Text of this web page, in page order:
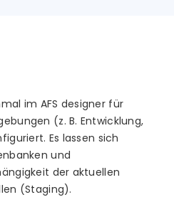
im AFS designer für
(z. B. Entwicklung,
Es lassen sich
und
der aktuellen
(Staging).